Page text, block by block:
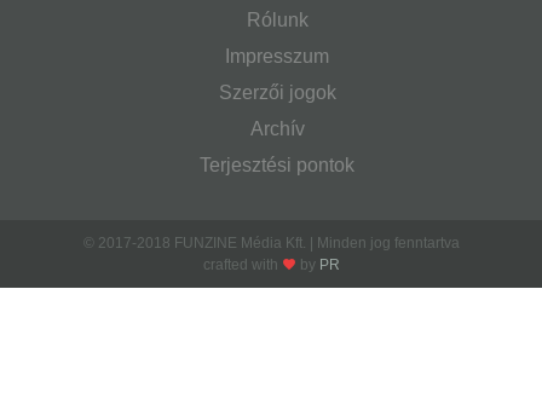
Rólunk
Impresszum
Szerzői jogok
Archív
Terjesztési pontok
© 2017-2018 FUNZINE Média Kft. | Minden jog fenntartva
crafted with
by PR